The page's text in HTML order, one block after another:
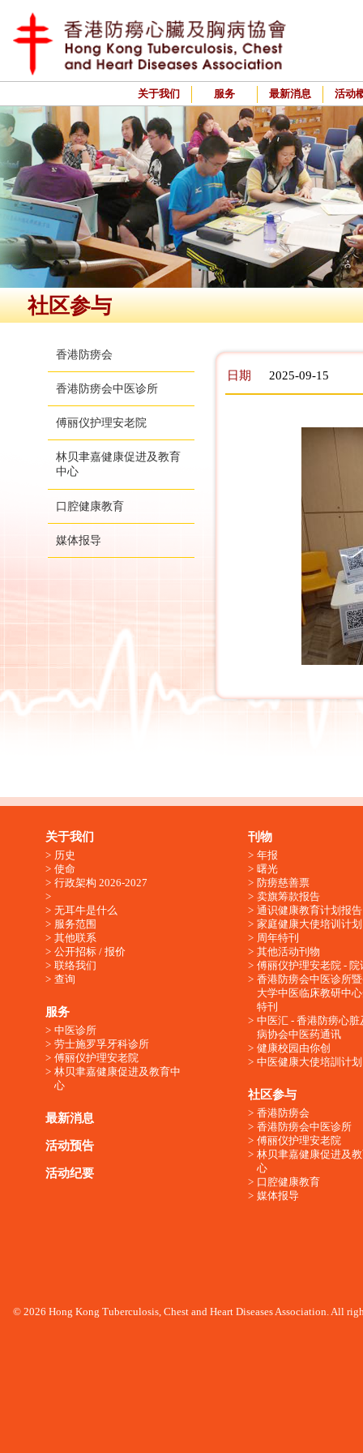
关于我们 服务 最新消息 活动
社区参与
香港防痨会
香港防痨会中医诊所
傅丽仪护理安老院
林贝聿嘉健康促进及教育
中心
口腔健康教育
媒体报导
日期 2025-09-15
关于我们
历史
使命
行政架构 2026-2027
无耳牛是什么
服务范围
其他联系
公开招标 / 报价
联络我们
查询
服务
中医诊所
劳士施罗孚牙科诊所
傅丽仪护理安老院
林贝聿嘉健康促进及教育中
心
最新消息
活动预告
活动纪要
刊物
年报
曙光
防痨慈善票
卖旗筹款报告
通识健康教育计划报告
家庭健康大使培训计划
周年特刊
其他活动刊物
傅丽仪护理安老院 - 院
香港防痨会中医诊所
大学中医临床教研中
特刊
中医汇 - 香港防痨心脏
病协会中医药通讯
健康校园由你创
中医健康大使培訓计划
社区参与
香港防痨会
香港防痨会中医诊所
傅丽仪护理安老院
林贝聿嘉健康促进及
心
口腔健康教育
媒体报导
© 2026 Hong Kong Tuberculosis, Chest and Heart Diseases Association. All